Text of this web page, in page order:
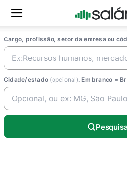
Cargo, profissão, setor da emresa ou
Cidade/estado (opcional). Em branco =